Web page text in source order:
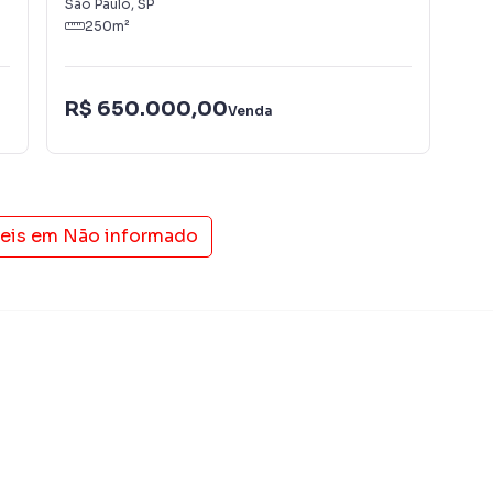
marketing digital focada em produzir campanhas
seu imóvel mais rápido. Contamos também com
São Paulo, SP
250m²
R$ 650.000,00Venda
em Não informado